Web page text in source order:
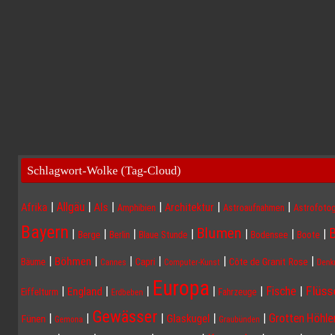
Schlagwort-Wolke (Tag-Cloud)
Afrika | Allgäu | Als | Amphibien | Architektur | Astroaufnahmen |
Bayern | Berge | Berlin | Blaue Stunde | Blumen | Bodensee | Boote |
Bäume | Böhmen | Cannes | Capri | Computer-Kunst | Côte de Granit Rose |
Eiffelturm | England | Erdbeben | Europa | Fahrzeuge | Fische |
Fünen | Gemona | Gewässer | Glaskugel | Graubünden | Grotten